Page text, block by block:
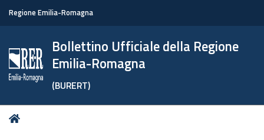
Regione Emilia-Romagna
Bollettino Ufficiale della Regione
Emilia-Romagna
(BURERT)
Tu